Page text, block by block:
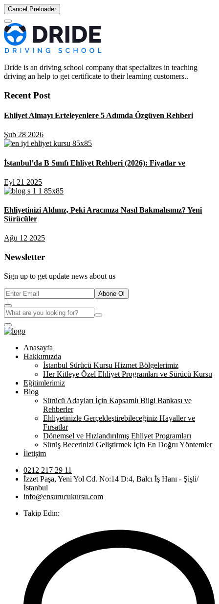
Cancel Preloader
Dride is an driving school company that specializes in teaching
driving an help to get certificate to their learning customers..
Recent Post
Ehliyet Almayı Erteleyenlere 5 Adımda Özgüven Rehberi
Şub 28 2026
İstanbul’da B Sınıfı Ehliyet Rehberi (2026): Fiyatlar ve
Eyl 21 2025
Ehliyetinizi Aldınız, Peki Aracınıza Nasıl Bakmalısınız? Yeni
Sürücüler
Ağu 12 2025
Newsletter
Sign up to get update news about us
Abone Ol
Anasayfa
Hakkımızda
İstanbul Sürücü Kursu Hizmet Bölgelerimiz
Her Kitleye Özel Ehliyet Programları ve Sürücü Kursu
Eğitimlerimiz
Blog
Sürücü Adayları İçin Kapsamlı Bilgi Bankası ve
Rehberler
Ehliyetinizle Gerçekleştirebileceğiniz Hayaller ve
Fırsatlar
Dönemsel ve Hızlandırılmış Ehliyet Programları
Sürüş Becerinizi Geliştirmek İçin En Doğru Yöntemler
İletişim
0212 217 29 11
İzzet Paşa, Yeni Yol Cd. No:14 D:4, Balcı İş Hanı - Şişli/
İstanbul
info@ensurucukursu.com
Takip Edin: